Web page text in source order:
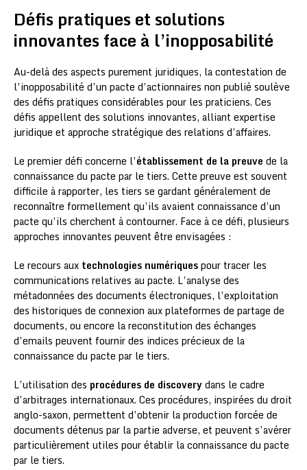
Défis pratiques et solutions
innovantes face à l’inopposabilité
Au-delà des aspects purement juridiques, la contestation de
l’inopposabilité d’un pacte d’actionnaires non publié soulève
des défis pratiques considérables pour les praticiens. Ces
défis appellent des solutions innovantes, alliant expertise
juridique et approche stratégique des relations d’affaires.
Le premier défi concerne l’établissement de la preuve de la
connaissance du pacte par le tiers. Cette preuve est souvent
difficile à rapporter, les tiers se gardant généralement de
reconnaître formellement qu’ils avaient connaissance d’un
pacte qu’ils cherchent à contourner. Face à ce défi, plusieurs
approches innovantes peuvent être envisagées :
Le recours aux technologies numériquespour tracer les
communications relatives au pacte. L’analyse des
métadonnées des documents électroniques, l’exploitation
des historiques de connexion aux plateformes de partage de
documents, ou encore la reconstitution des échanges
d’emails peuvent fournir des indices précieux de la
connaissance du pacte par le tiers.
L’utilisation des procédures de discoverydans le cadre
d’arbitrages internationaux. Ces procédures, inspirées du droit
anglo-saxon, permettent d’obtenir la production forcée de
documents détenus par la partie adverse, et peuvent s’avérer
particulièrement utiles pour établir la connaissance du pacte
par le tiers.